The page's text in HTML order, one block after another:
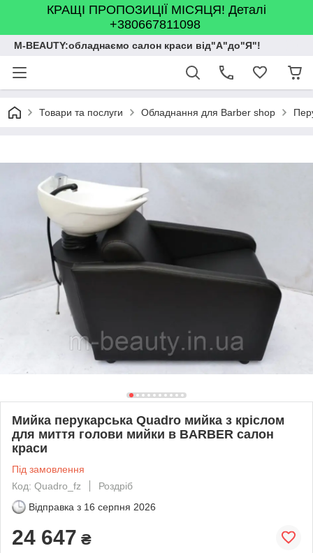
КРАЩІ ПРОПОЗИЦІЇ МІСЯЦЯ! Деталі
+380667811098
M-BEAUTY:обладнаємо салон краси від"А"до"Я"!
Товари та послуги Обладнання для Barber shop
Мийка перукарська Quadro мийка з кріслом
для миття голови мийки в BARBER салон
краси
Під замовлення
Код: Quadro_fz
Роздріб
Відправка з 16 серпня 2026
24 647 ₴